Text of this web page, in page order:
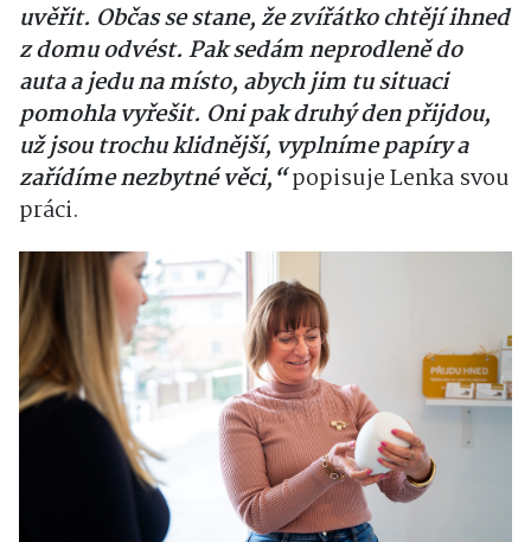
uvěřit. Občas se stane, že zvířátko chtějí ihned
z domu odvést. Pak sedám neprodleně do
auta a jedu na místo, abych jim tu situaci
pomohla vyřešit. Oni pak druhý den přijdou,
už jsou trochu klidnější, vyplníme papíry a
zařídíme nezbytné věci,“popisuje Lenka svou
práci.